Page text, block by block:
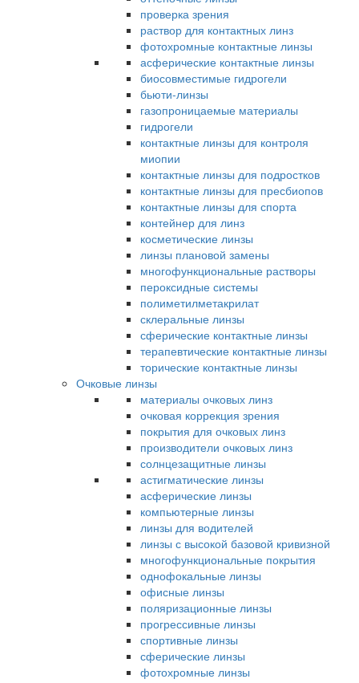
проверка зрения
раствор для контактных линз
фотохромные контактные линзы
асферические контактные линзы
биосовместимые гидрогели
бьюти-линзы
газопроницаемые материалы
гидрогели
контактные линзы для контроля
миопии
контактные линзы для подростков
контактные линзы для пресбиопов
контактные линзы для спорта
контейнер для линз
косметические линзы
линзы плановой замены
многофункциональные растворы
пероксидные системы
полиметилметакрилат
склеральные линзы
сферические контактные линзы
терапевтические контактные линзы
торические контактные линзы
Очковые линзы
материалы очковых линз
очковая коррекция зрения
покрытия для очковых линз
производители очковых линз
солнцезащитные линзы
астигматические линзы
асферические линзы
компьютерные линзы
линзы для водителей
линзы с высокой базовой кривизной
многофункциональные покрытия
однофокальные линзы
офисные линзы
поляризационные линзы
прогрессивные линзы
спортивные линзы
сферические линзы
фотохромные линзы